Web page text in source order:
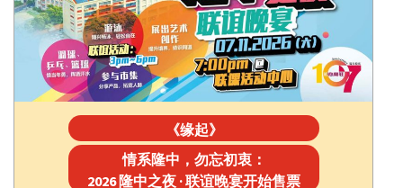
《缘起》
情系隆中，勿忘初衷：
2026 隆中之夜 · 联谊晚宴开始售票